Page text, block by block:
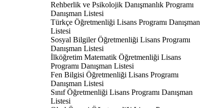
Rehberlik ve Psikolojik Danışmanlık Programı
Danışman Listesi
Türkçe Öğretmenliği Lisans Programı Danışman
Listesi
Sosyal Bilgiler Öğretmenliği Lisans Programı
Danışman Listesi
İlköğretim Matematik Öğretmenliği Lisans
Programı Danışman Listesi
Fen Bilgisi Öğretmenliği Lisans Programı
Danışman Listesi
Sınıf Öğretmenliği Lisans Programı Danışman
Listesi